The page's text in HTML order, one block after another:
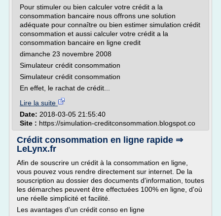
Pour stimuler ou bien calculer votre crédit a la
consommation bancaire nous offrons une solution
adéquate pour connaître ou bien estimer simulation crédit
consommation et aussi calculer votre crédit a la
consommation bancaire en ligne credit
dimanche 23 novembre 2008
Simulateur crédit consommation
Simulateur crédit consommation
En effet, le rachat de crédit...
Lire la suite
Date: 2018-03-05 21:55:40
Site : https://simulation-creditconsommation.blogspot.co
Crédit consommation en ligne rapide ⇒
LeLynx.fr
Afin de souscrire un crédit à la consommation en ligne,
vous pouvez vous rendre directement sur internet. De la
souscription au dossier des documents d'information, toutes
les démarches peuvent être effectuées 100% en ligne, d'où
une réelle simplicité et facilité.
Les avantages d'un crédit conso en ligne